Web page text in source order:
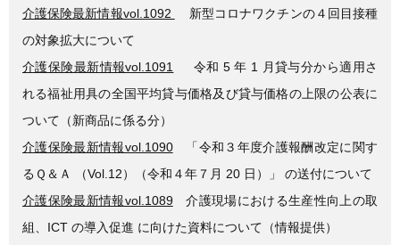
介護保険最新情報vol.1092
新型コロナワクチンの４回目接種
の対象拡大について
介護保険最新情報vol.1091
令和 5 年 1 月貸与分から適用さ
れる福祉用具の全国平均貸与価格及び貸与価格の上限の公表に
ついて（新商品に係る分）
介護保険最新情報vol.1090「令和３年度介護報酬改定に関す
るＱ＆Ａ （Vol.12）（令和４年７月 20 日）」 の送付について
介護保険最新情報vol.1089介護現場における生産性向上の取
組、ICT の導入促進 に向けた資料について（情報提供）